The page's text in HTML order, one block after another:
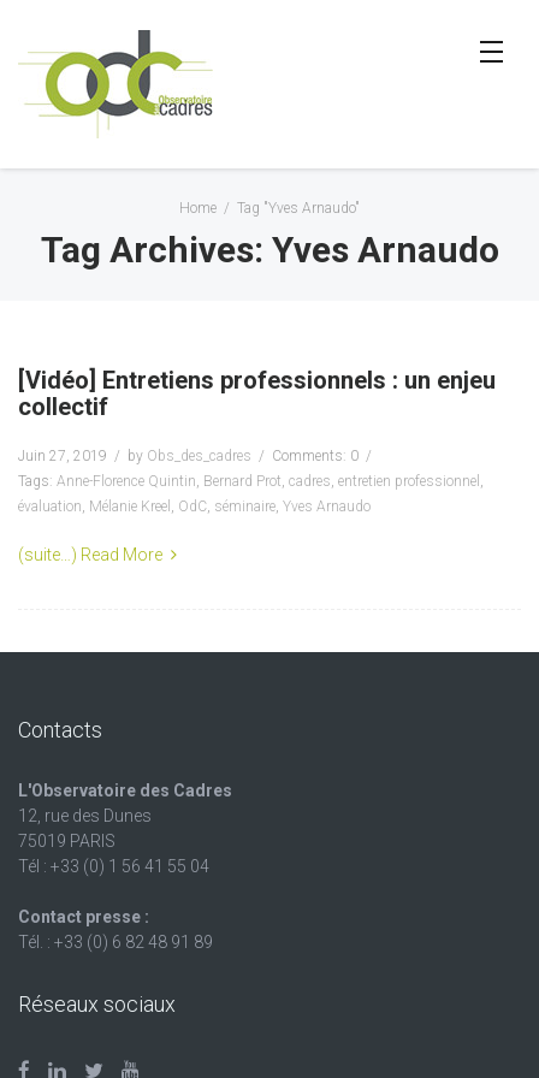
Home / Tag "Yves Arnaudo"
Tag Archives: Yves Arnaudo
[Vidéo] Entretiens professionnels : un enjeu
collectif
Juin 27, 2019 by Obs_des_cadres
Comments: 0
Tags: Anne-Florence Quintin, Bernard Prot, cadres, entretien professionnel ,
évaluation, Mélanie Kreel , OdC, séminaire, Yves Arnaudo
(suite…) Read More
Contacts
L'Observatoire des Cadres
12, rue des Dunes
75019 PARIS
Tél : +33 (0) 1 56 41 55 04
Contact presse :
Tél. : +33 (0) 6 82 48 91 89
Réseaux sociaux